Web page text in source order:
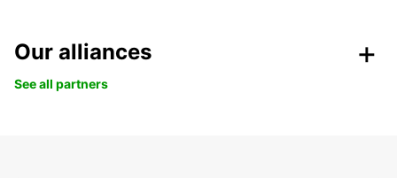
Our alliances
See all partners